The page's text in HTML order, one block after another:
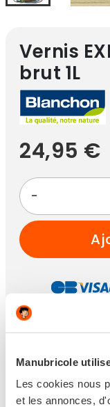
Manubricole
Les cookies nous
et les annonces,
Vernis
brut 1L
24,95 €
-